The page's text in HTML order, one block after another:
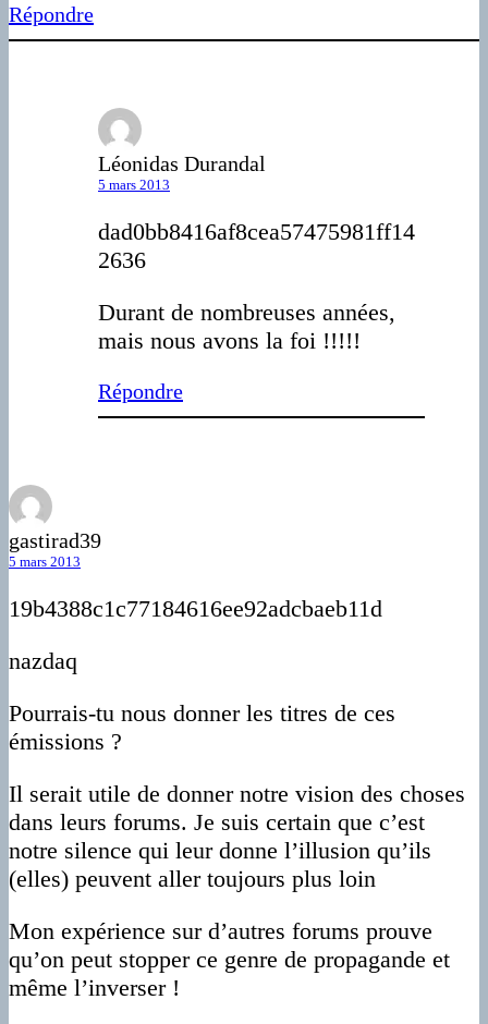
Répondre
Léonidas Durandal
5 mars 2013
dad0bb8416af8cea57475981ff14
2636
Durant de nombreuses années,
mais nous avons la foi !!!!!
Répondre
gastirad39
5 mars 2013
19b4388c1c77184616ee92adcbaeb11d
nazdaq
Pourrais-tu nous donner les titres de ces
émissions ?
Il serait utile de donner notre vision des choses
dans leurs forums. Je suis certain que c’est
notre silence qui leur donne l’illusion qu’ils
(elles) peuvent aller toujours plus loin
Mon expérience sur d’autres forums prouve
qu’on peut stopper ce genre de propagande et
même l’inverser !